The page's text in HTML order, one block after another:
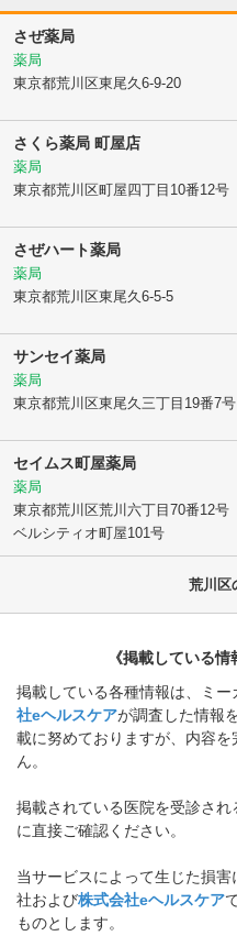
さぜ薬局
薬局
東京都荒川区東尾久6-9-20
さくら薬局 町屋店
薬局
東京都荒川区町屋四丁目10番12号
さぜハート薬局
薬局
東京都荒川区東尾久6-5-5
サンセイ薬局
薬局
東京都荒川区東尾久三丁目19番7号
セイムス町屋薬局
薬局
東京都荒川区荒川六丁目70番12号
ベルシティオ町屋101号
荒川区
《掲載している
掲載している各種情報は、ミ
社eヘルスケアが調査した情報
載に努めておりますが、内容
ん。
掲載されている医院を受診さ
に直接ご確認ください。
当サービスによって生じた損
社および株式会社eヘルスケア
ものとします。